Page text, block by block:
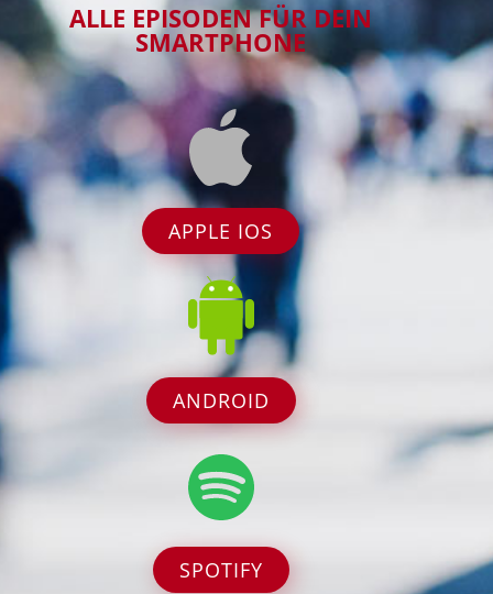
ALLE EPISODEN FÜR DEIN
SMARTPHONE
APPLE IOS
ANDROID
SPOTIFY